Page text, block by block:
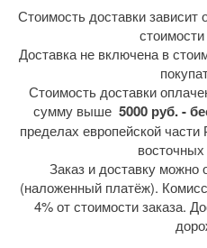
Стоимость доставки зависит
Доставка не включена в
Стоимость доставки
сумму выше 5000 руб. -
пределах европейской
восточных
Заказ и доставку можно
(наложенный платёж).
4% от стоимости заказа.